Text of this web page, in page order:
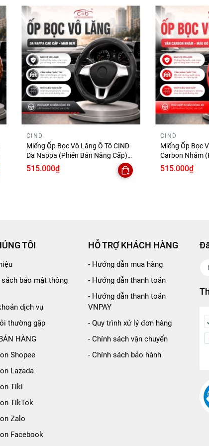
CIND
Miếng Ốp Bọc Vô Lăng Ô Tô CIND
Da Nappa (Phiên Bản Nâng Cấp)
Mềm Mại Êm Ái Mỏng Nhẹ Chống
Trượt Phù Hợp Nhiều Dòng Xe
515.000₫
CIND
Miếng Ốp Bọc
Carbon Nhám
Cấp) Bám Tay
Nhẹ Chống
515.000₫
TÔI
sách bảo mật thông
dịch vụ
thường gặp
HÀNG
Shopee
Lazada
Tiki
TikTok
Zalo
Facebook
HỖ TRỢ KHÁCH HÀNG
- Hướng dẫn mua hàng
- Hướng dẫn thanh toán
- Hướng dẫn thanh toán
VNPAY
- Quy trình xử lý đơn hàng
- Chính sách vận chuyển
- Chính sách bảo hành